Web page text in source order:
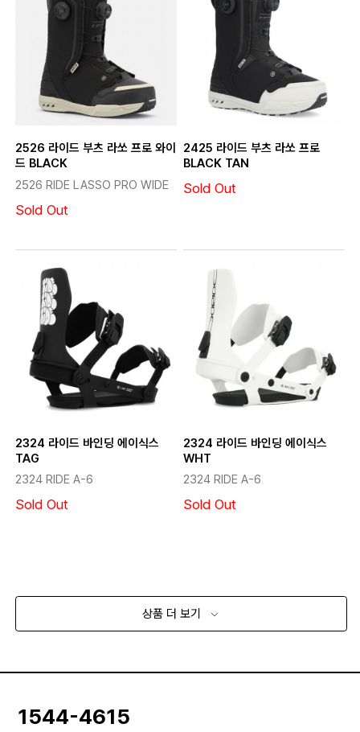
2526 라이드 부츠 라쏘 프로 와이
드 BLACK
2526 RIDE LASSO PRO WIDE
Sold Out
2425 라이드 부츠 라쏘 프로
BLACK TAN
Sold Out
2324 라이드 바인딩 에이식스
TAG
2324 RIDE A-6
Sold Out
2324 라이드 바인딩 에이식스
WHT
2324 RIDE A-6
Sold Out
상품 더 보기
1544-4615